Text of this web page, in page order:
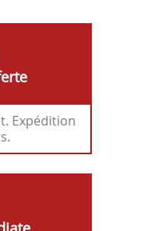
Expédition